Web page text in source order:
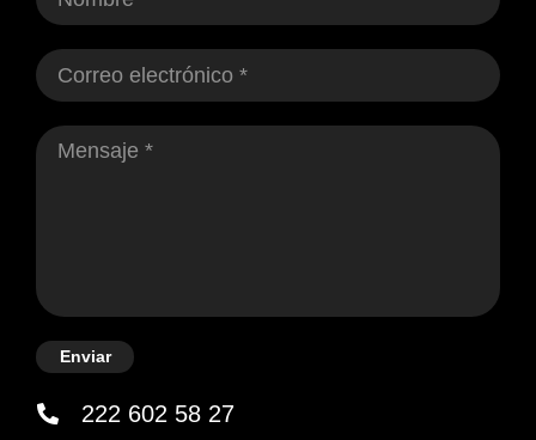
Enviar
222 602 58 27